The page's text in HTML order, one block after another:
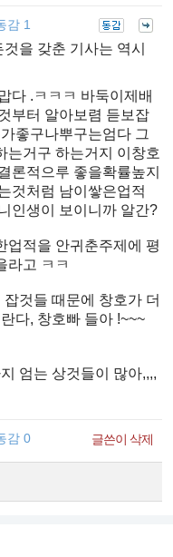
감 1
을 갖춘 기사는 역시
다 .ㅋㅋㅋ 바둑이제배
부터 알아보렴 듣보잡
좋구나뿌구는엄다 그
는거구 하는거지 이창호
론적으루 좋을확률높지
것처럼 남이쌓은업적
인생이 보이니까 알간?
업적을 안귀춘주제에 평
라고 ㅋㅋ
것들 때문에 창호가 더
다, 창호빠 들아 !~~~
엄는 상것들이 많아,,,,
감 0 글쓴이 삭제